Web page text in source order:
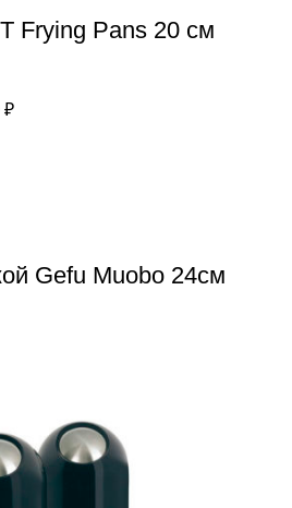
Frying Pans 20 см
₽
Gefu Мuоbо 24см